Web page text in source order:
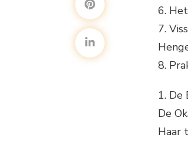
6.
7.
8.
1. De
De
Haar